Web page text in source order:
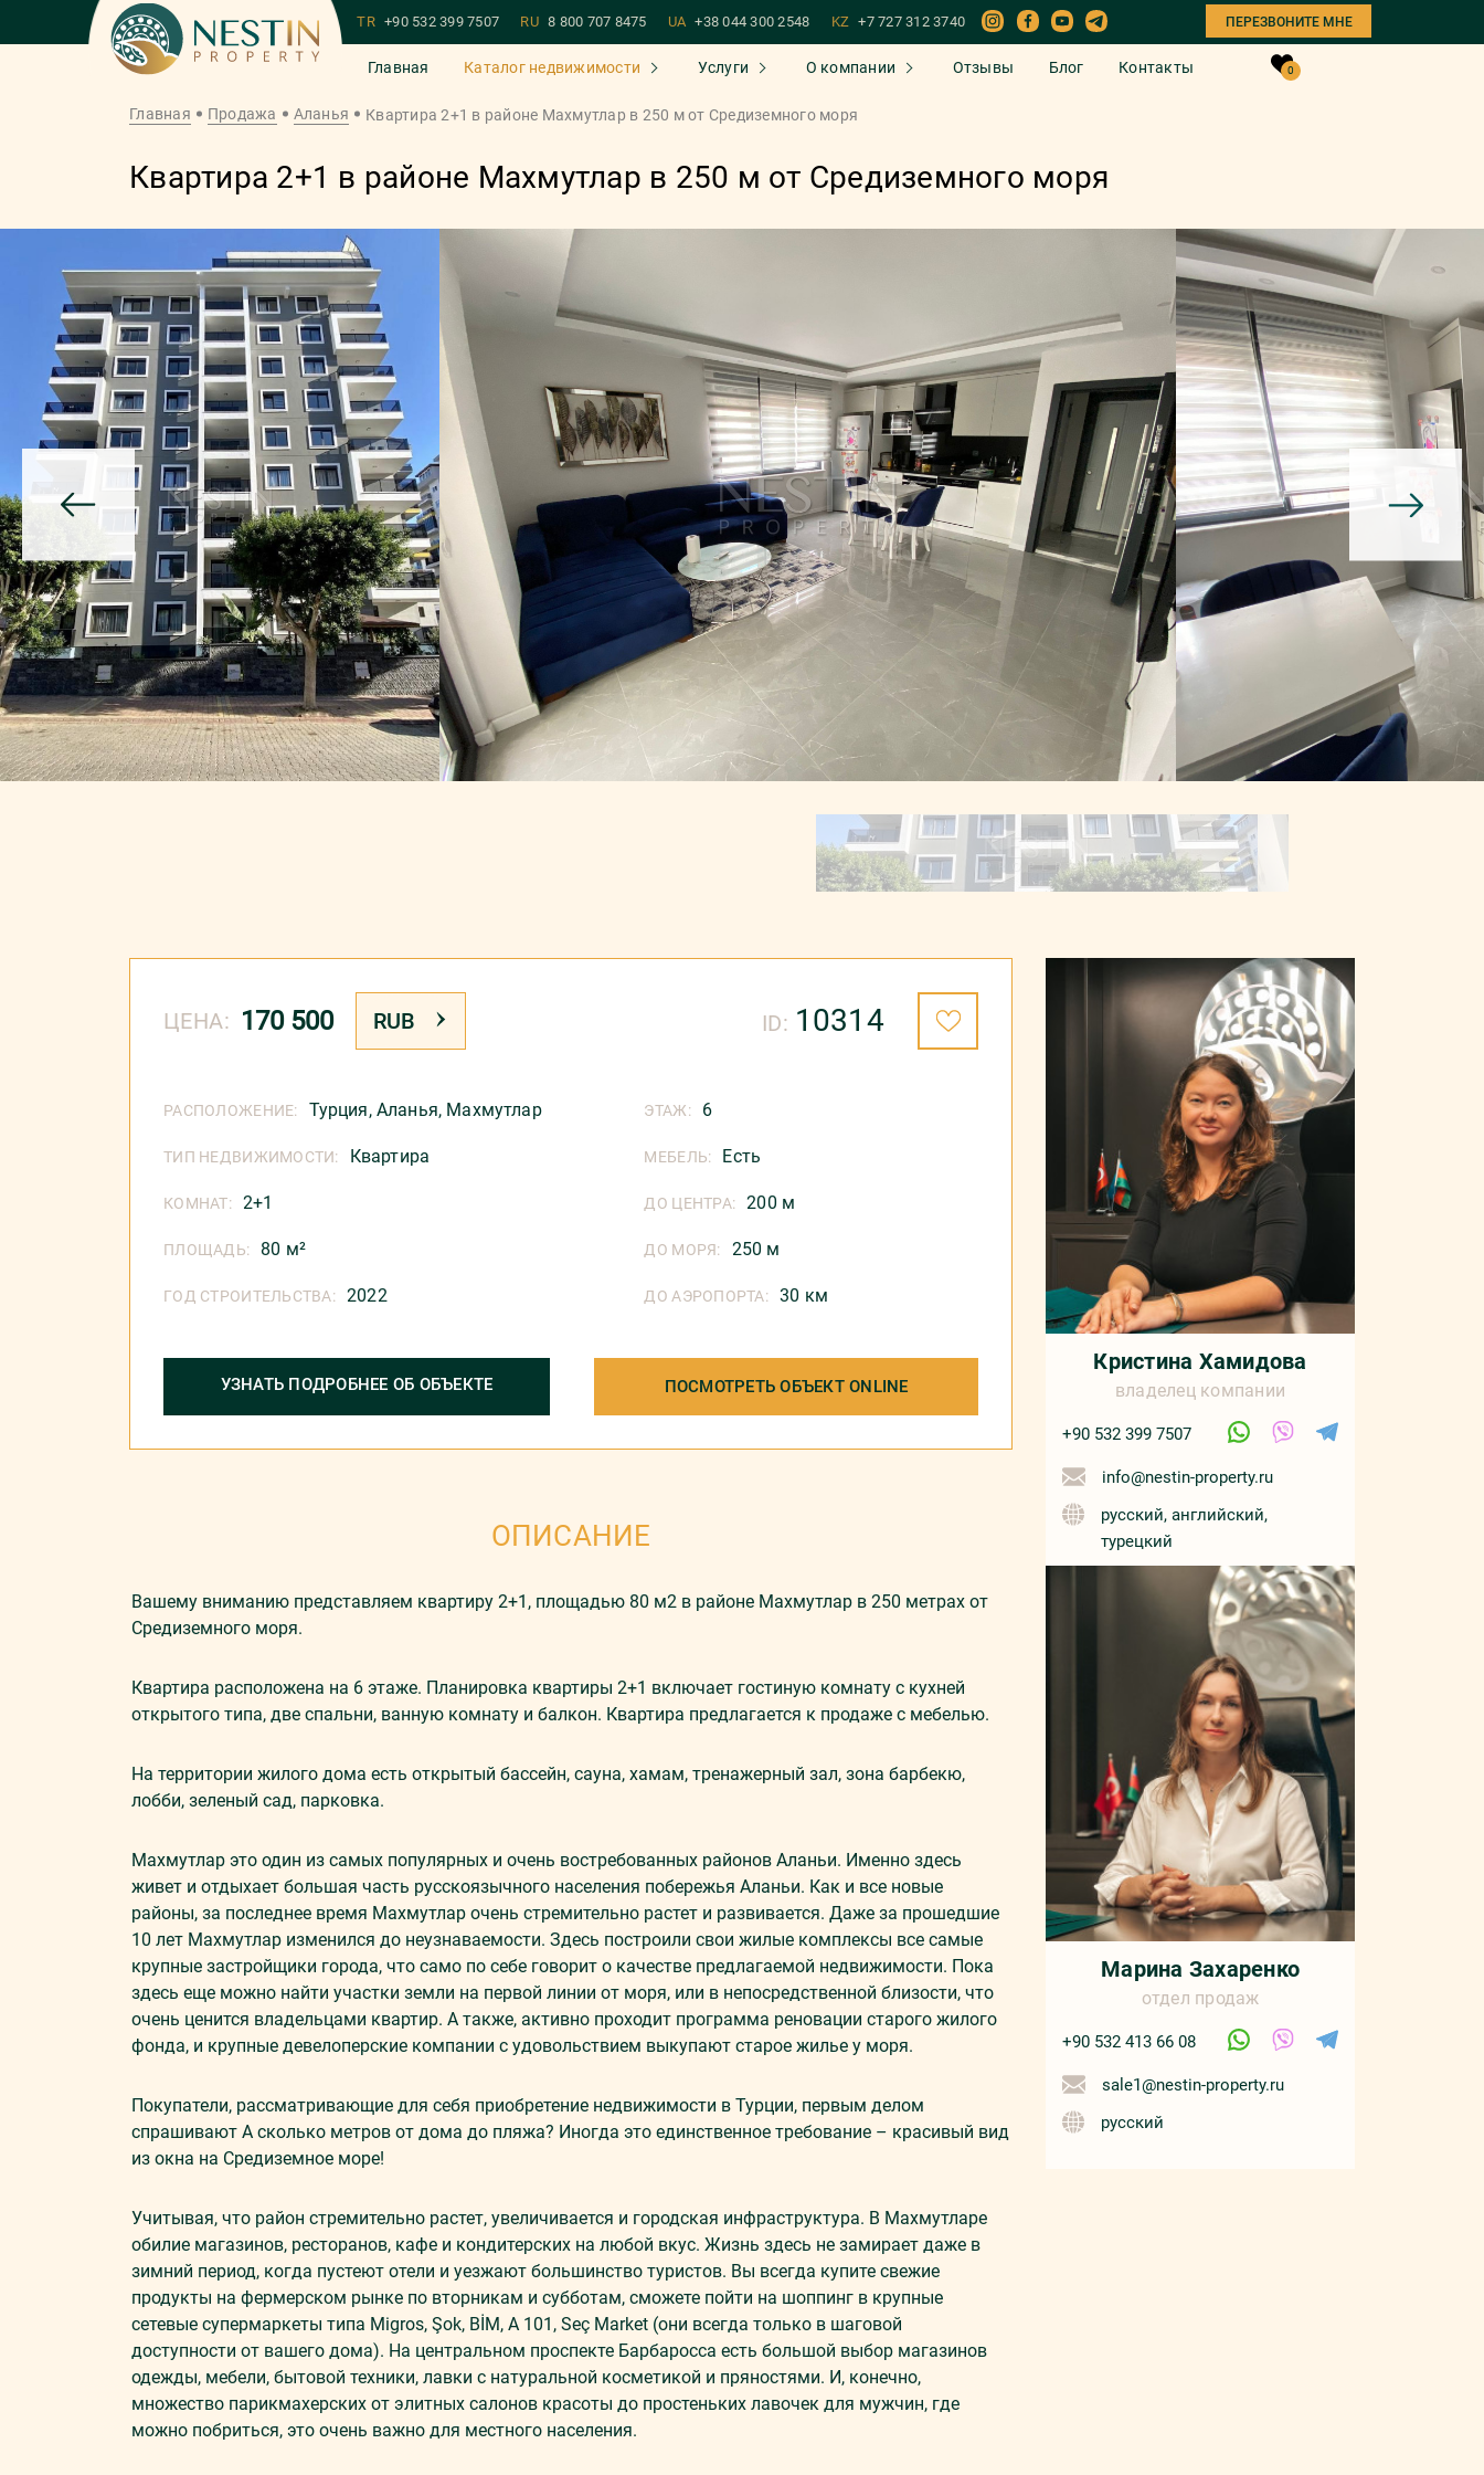
TR +90 532 399 7507 RU 8 800 707 8475 UA +38 044 300 2548 KZ +7 727 312 3740 ПЕРЕЗВОНИТЕ МНЕ
Главная Каталог недвижимости Услуги О компании Отзывы Блог Контакты 0
Главная Продажа Аланья Квартира 2+1 в районе Махмутлар в 250 м от Средиземного моря
Квартира 2+1 в районе Махмутлар в 250 м от Средиземного моря
ЦЕНА: 170 500 RUB ID: 10314
РАСПОЛОЖЕНИЕ: Турция, Аланья, Махмутлар ЭТАЖ: 6
ТИП НЕДВИЖИМОСТИ: Квартира МЕБЕЛЬ: Есть
КОМНАТ: 2+1 ДО ЦЕНТРА: 200 м
ПЛОЩАДЬ: 80 м² ДО МОРЯ: 250 м
ГОД СТРОИТЕЛЬСТВА: 2022 ДО АЭРОПОРТА: 30 км
УЗНАТЬ ПОДРОБНЕЕ ОБ ОБЪЕКТЕ ПОСМОТРЕТЬ ОБЪЕКТ ONLINE
ОПИСАНИЕ
Вашему вниманию представляем квартиру 2+1, площадью 80 м2 в районе Махмутлар в 250 метрах от
Средиземного моря.
Квартира расположена на 6 этаже. Планировка квартиры 2+1 включает гостиную комнату с кухней
открытого типа, две спальни, ванную комнату и балкон. Квартира предлагается к продаже с мебелью.
На территории жилого дома есть открытый бассейн, сауна, хамам, тренажерный зал, зона барбекю,
лобби, зеленый сад, парковка.
Махмутлар это один из самых популярных и очень востребованных районов Аланьи. Именно здесь
живет и отдыхает большая часть русскоязычного населения побережья Аланьи. Как и все новые
районы, за последнее время Махмутлар очень стремительно растет и развивается. Даже за прошедшие
10 лет Махмутлар изменился до неузнаваемости. Здесь построили свои жилые комплексы все самые
крупные застройщики города, что само по себе говорит о качестве предлагаемой недвижимости. Пока
здесь еще можно найти участки земли на первой линии от моря, или в непосредственной близости, что
очень ценится владельцами квартир. А также, активно проходит программа реновации старого жилого
фонда, и крупные девелоперские компании с удовольствием выкупают старое жилье у моря.
Покупатели, рассматривающие для себя приобретение недвижимости в Турции, первым делом
спрашивают А сколько метров от дома до пляжа? Иногда это единственное требование – красивый вид
из окна на Средиземное море!
Учитывая, что район стремительно растет, увеличивается и городская инфраструктура. В Махмутларе
обилие магазинов, ресторанов, кафе и кондитерских на любой вкус. Жизнь здесь не замирает даже в
зимний период, когда пустеют отели и уезжают большинство туристов. Вы всегда купите свежие
продукты на фермерском рынке по вторникам и субботам, сможете пойти на шоппинг в крупные
сетевые супермаркеты типа Migros, Şok, BİM, A 101, Seç Market (они всегда только в шаговой
доступности от вашего дома). На центральном проспекте Барбаросса есть большой выбор магазинов
одежды, мебели, бытовой техники, лавки с натуральной косметикой и пряностями. И, конечно,
множество парикмахерских от элитных салонов красоты до простеньких лавочек для мужчин, где
можно побриться, это очень важно для местного населения.
Кристина Хамидова
владелец компании
+90 532 399 7507
info@nestin-property.ru
русский, английский,
турецкий
Марина Захаренко
отдел продаж
+90 532 413 66 08
sale1@nestin-property.ru
русский